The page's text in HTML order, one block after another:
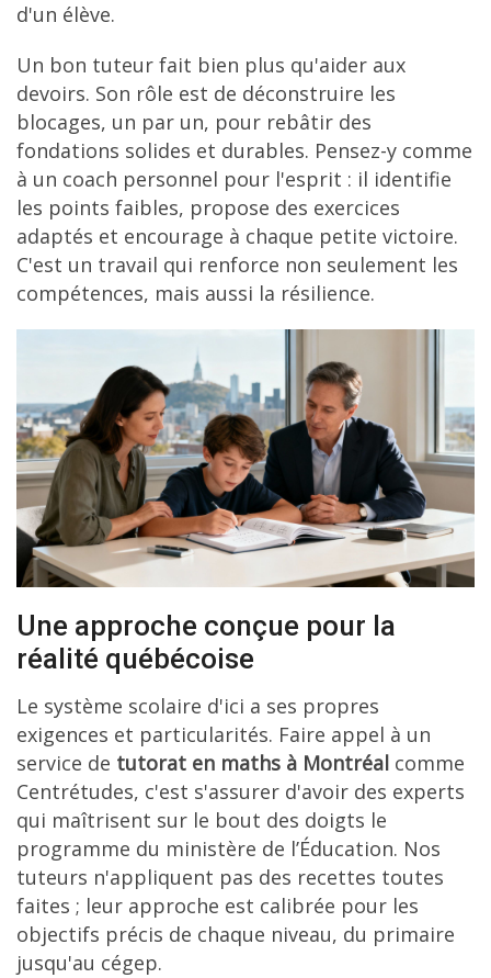
d'un élève.
Un bon tuteur fait bien plus qu'aider aux
devoirs. Son rôle est de déconstruire les
blocages, un par un, pour rebâtir des
fondations solides et durables. Pensez-y comme
à un coach personnel pour l'esprit : il identifie
les points faibles, propose des exercices
adaptés et encourage à chaque petite victoire.
C'est un travail qui renforce non seulement les
compétences, mais aussi la résilience.
Une approche conçue pour la
réalité québécoise
Le système scolaire d'ici a ses propres
exigences et particularités. Faire appel à un
service de tutorat en maths à Montréal comme
Centrétudes, c'est s'assurer d'avoir des experts
qui maîtrisent sur le bout des doigts le
programme du ministère de l’Éducation. Nos
tuteurs n'appliquent pas des recettes toutes
faites ; leur approche est calibrée pour les
objectifs précis de chaque niveau, du primaire
jusqu'au cégep.